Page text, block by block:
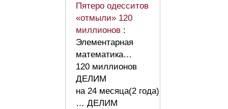
Пятеро одесситов
«отмыли» 120
миллионов :
Элементарная
математика…
120 миллионов
ДЕЛИМ
на 24 месяца(2 года)
… ДЕЛИМ